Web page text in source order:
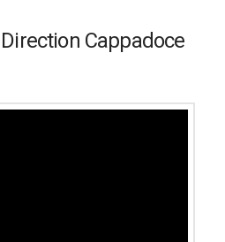
Cappadoce